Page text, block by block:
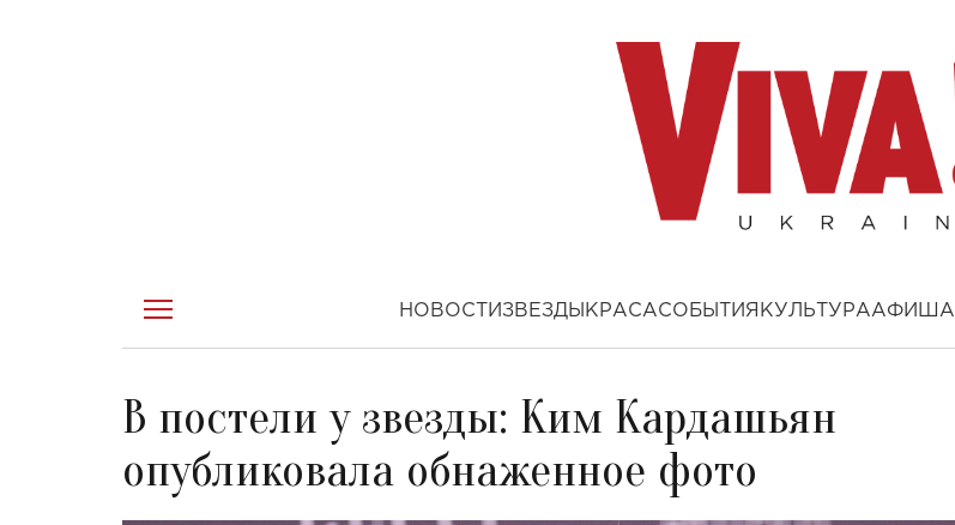
НОВОСТИ ЗВЕЗДЫ КРАСАСОБЫТИЯ КУЛЬТУРААФИША
В постели у звезды: Ким Кардашьян
опубликовала обнаженное фото